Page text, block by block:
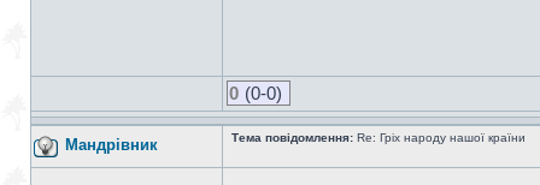
0 (0-0)
Мандрiвник Тема повідомлення: Re: Гріх народу нашої країни